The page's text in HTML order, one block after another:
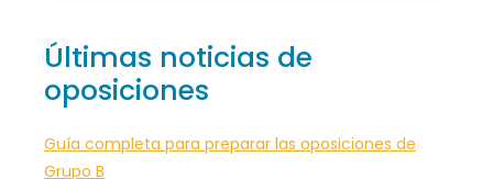
Últimas noticias de
oposiciones
Guía completa para preparar las oposiciones de
Grupo B